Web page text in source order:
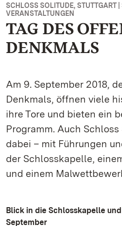
SCHLOSS SOLITUDE, STUTTGART
VERANSTALTUNGEN
TAG DES
DENKMALS
Am 9. September 2018,
Denkmals, öffnen viele
ihre Tore und bieten ein
Programm. Auch
dabei – mit Führungen
der Schlosskapelle,
und einem
Blick in die Schlosskapelle
September